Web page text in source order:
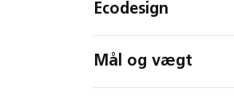
Ecodesign
Mål og vægt